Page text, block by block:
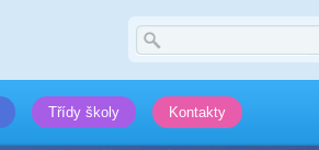
Třídy školy Kontakty